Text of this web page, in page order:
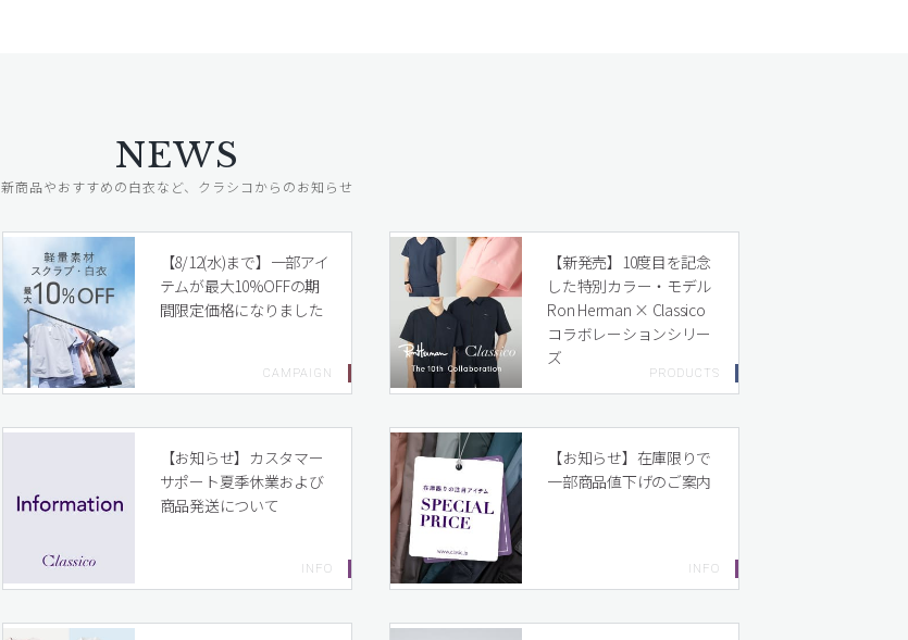
NEWS
新商品やおすすめの白衣など、クラシコからのお知らせ
【8/12(水)まで】一部アイ
テムが最大10%OFFの期
間限定価格になりました
【新発売】10度目を記念
した特別カラー・モデル
Ron Herman × Classico
コラボレーションシリー
ズ
【お知らせ】カスタマー
サポート夏季休業および
商品発送について
【お知らせ】在庫限りで
一部商品値下げのご案内